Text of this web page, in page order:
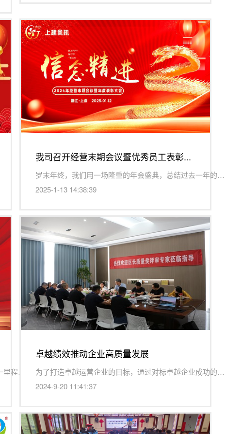
我司召开经营末期会议暨优秀员工表彰...
岁末年终，我们用一场隆重的年会盛典，总结过去一年的收获和...
2025-1-13 14:38:39
在这秋高气爽的十月里，公司迎来了发展史上的又一里程碑——...
卓越绩效推动企业高质量发展
为了打造卓越运营企业的目标，通过对标卓越企业成功的经验和...
2024-9-20 11:41:37